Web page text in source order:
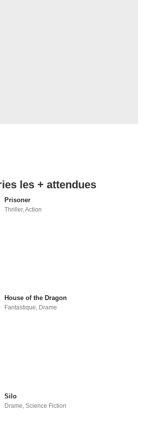
les + attendues
Prisoner
Thriller,Action
House of the Dragon
Fantastique, Drame
Silo
Drame ,Science Fiction